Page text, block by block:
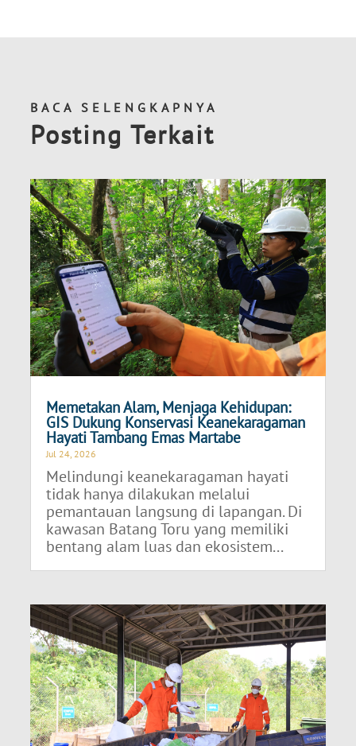
BACA SELENGKAPNYA
Posting Terkait
Memetakan Alam, Menjaga Kehidupan:
GIS Dukung Konservasi Keanekaragaman
Hayati Tambang Emas Martabe
Jul 24, 2026
Melindungi keanekaragaman hayati
tidak hanya dilakukan melalui
pemantauan langsung di lapangan. Di
kawasan Batang Toru yang memiliki
bentang alam luas dan ekosistem...